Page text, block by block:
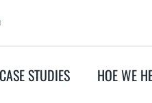
CASE STUDIES HOE WE